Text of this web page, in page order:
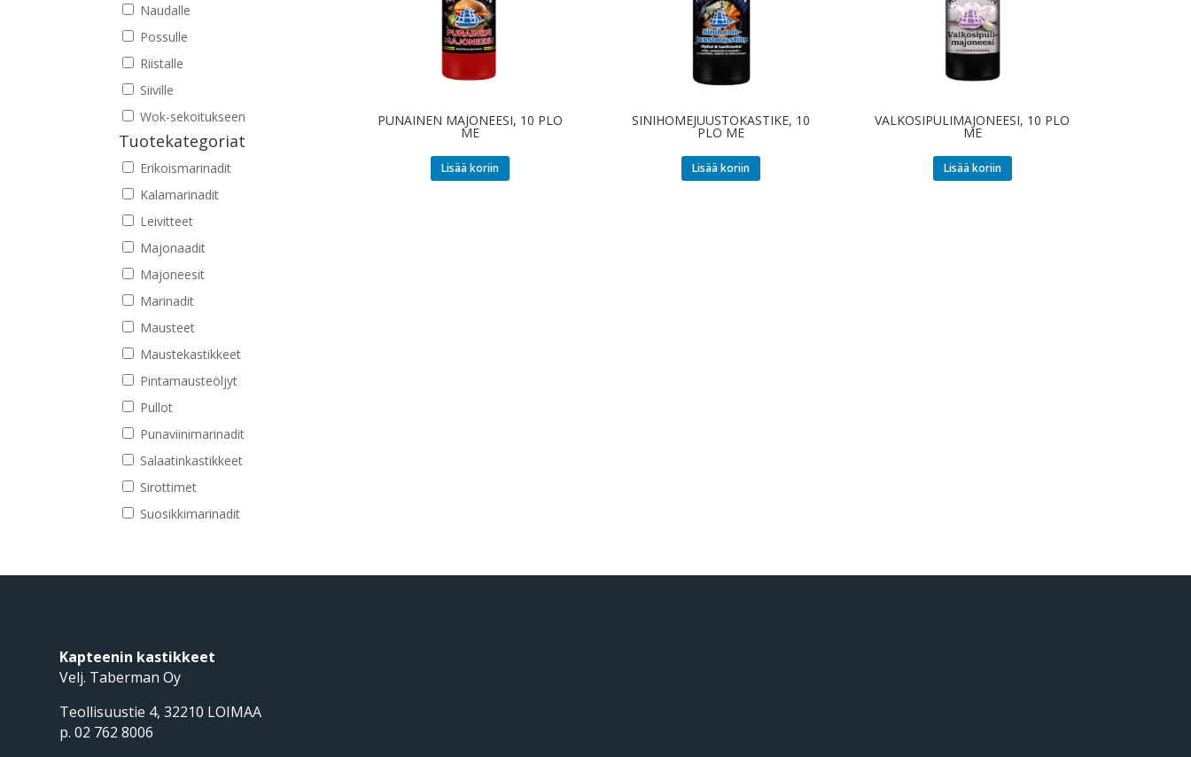
PUNAINEN MAJONEESI, 10 PLO
ME
Lisää koriin
SINIHOMEJUUSTOKASTIKE, 10
PLO ME
Lisää koriin
VALKOSIPULIMAJONEESI, 10 PLO
ME
Lisää koriin
Naudalle
Possulle
Riistalle
Siiville
Wok-sekoitukseen
Tuotekategoriat
Erikoismarinadit
Kalamarinadit
Leivitteet
Majonaadit
Majoneesit
Marinadit
Mausteet
Maustekastikkeet
Pintamausteöljyt
Pullot
Punaviinimarinadit
Salaatinkastikkeet
Sirottimet
Suosikkimarinadit
Kapteenin kastikkeet
Velj. Taberman Oy
Teollisuustie 4, 32210 LOIMAA
p. 02 762 8006